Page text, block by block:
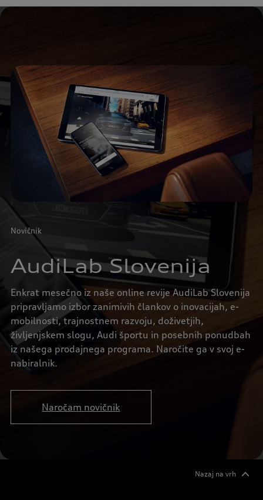
Novičnik
AudiLab Slovenija
Enkrat mesečno iz naše online revije AudiLab Slovenija
pripravljamo izbor zanimivih člankov o inovacijah, e-
mobilnosti, trajnostnem razvoju, doživetjih,
življenjskem slogu, Audi športu in posebnih ponudbah
iz našega prodajnega programa. Naročite ga v svoj e-
nabiralnik.
Naročam novičnik
Nazaj na vrh